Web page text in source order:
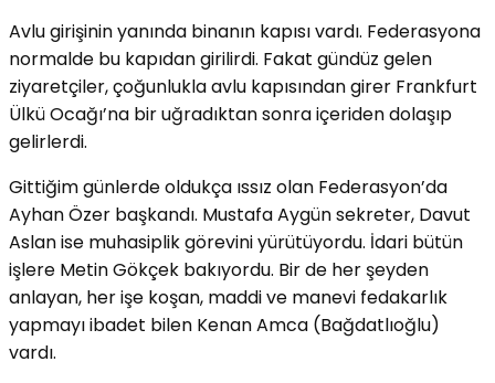
Avlu girişinin yanında binanın kapısı vardı. Federasyona
normalde bu kapıdan girilirdi. Fakat gündüz gelen
ziyaretçiler, çoğunlukla avlu kapısından girer Frankfurt
Ülkü Ocağı’na bir uğradıktan sonra içeriden dolaşıp
gelirlerdi.
Gittiğim günlerde oldukça ıssız olan Federasyon’da
Ayhan Özer başkandı. Mustafa Aygün sekreter, Davut
Aslan ise muhasiplik görevini yürütüyordu. İdari bütün
işlere Metin Gökçek bakıyordu. Bir de her şeyden
anlayan, her işe koşan, maddi ve manevi fedakarlık
yapmayı ibadet bilen Kenan Amca (Bağdatlıoğlu)
vardı.